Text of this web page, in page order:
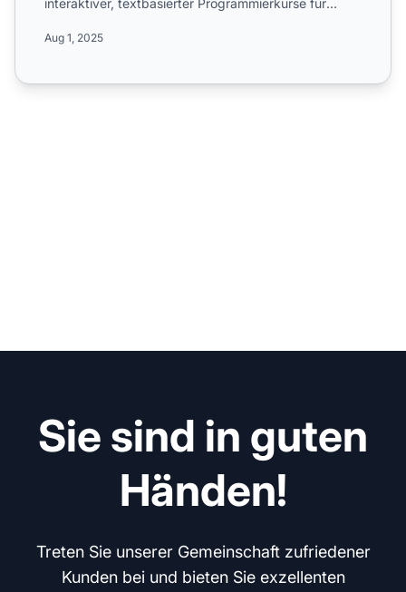
Aug 1, 2025
Sie sind in guten
Händen!
Treten Sie unserer Gemeinschaft zufriedener
Kunden bei und bieten Sie exzellenten